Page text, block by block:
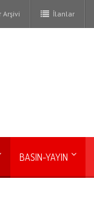
Arşivi İlanlar
BASIN-YAYIN